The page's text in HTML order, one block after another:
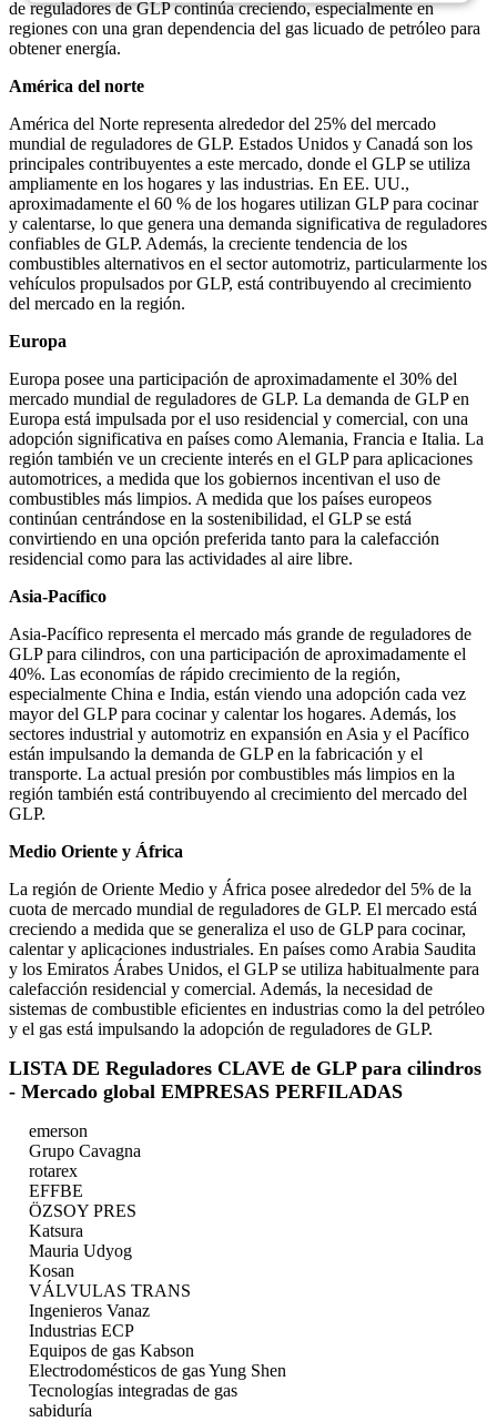
de reguladores de GLP continúa creciendo, especialmente en
regiones con una gran dependencia del gas licuado de petróleo para
obtener energía.
América del norte
América del Norte representa alrededor del 25% del mercado
mundial de reguladores de GLP. Estados Unidos y Canadá son los
principales contribuyentes a este mercado, donde el GLP se utiliza
ampliamente en los hogares y las industrias. En EE. UU.,
aproximadamente el 60 % de los hogares utilizan GLP para cocinar
y calentarse, lo que genera una demanda significativa de reguladores
confiables de GLP. Además, la creciente tendencia de los
combustibles alternativos en el sector automotriz, particularmente los
vehículos propulsados ​​por GLP, está contribuyendo al crecimiento
del mercado en la región.
Europa
Europa posee una participación de aproximadamente el 30% del
mercado mundial de reguladores de GLP. La demanda de GLP en
Europa está impulsada por el uso residencial y comercial, con una
adopción significativa en países como Alemania, Francia e Italia. La
región también ve un creciente interés en el GLP para aplicaciones
automotrices, a medida que los gobiernos incentivan el uso de
combustibles más limpios. A medida que los países europeos
continúan centrándose en la sostenibilidad, el GLP se está
convirtiendo en una opción preferida tanto para la calefacción
residencial como para las actividades al aire libre.
Asia-Pacífico
Asia-Pacífico representa el mercado más grande de reguladores de
GLP para cilindros, con una participación de aproximadamente el
40%. Las economías de rápido crecimiento de la región,
especialmente China e India, están viendo una adopción cada vez
mayor del GLP para cocinar y calentar los hogares. Además, los
sectores industrial y automotriz en expansión en Asia y el Pacífico
están impulsando la demanda de GLP en la fabricación y el
transporte. La actual presión por combustibles más limpios en la
región también está contribuyendo al crecimiento del mercado del
GLP.
Medio Oriente y África
La región de Oriente Medio y África posee alrededor del 5% de la
cuota de mercado mundial de reguladores de GLP. El mercado está
creciendo a medida que se generaliza el uso de GLP para cocinar,
calentar y aplicaciones industriales. En países como Arabia Saudita
y los Emiratos Árabes Unidos, el GLP se utiliza habitualmente para
calefacción residencial y comercial. Además, la necesidad de
sistemas de combustible eficientes en industrias como la del petróleo
y el gas está impulsando la adopción de reguladores de GLP.
LISTA DE Reguladores CLAVE de GLP para cilindros
- Mercado global EMPRESAS PERFILADAS
emerson
Grupo Cavagna
rotarex
EFFBE
ÖZSOY PRES
Katsura
Mauria Udyog
Kosan
VÁLVULAS TRANS
Ingenieros Vanaz
Industrias ECP
Equipos de gas Kabson
Electrodomésticos de gas Yung Shen
Tecnologías integradas de gas
sabiduría